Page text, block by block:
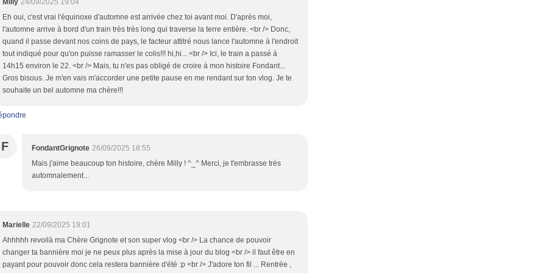
Eh oui, c'est vrai l'équinoxe d'automne est arrivée chez toi avant moi. D'après moi,
l'automne arrive à bord d'un train très très long qui traverse la terre entière. <br /> Donc,
quand il passe devant nos coins de pays, le facteur attitré nous lance l'automne à l'endroit
tout indiqué pour qu'on puisse ramasser le colis!!! hi,hi... <br /> Ici, le train a passé à
14h15 environ le 22. <br /> Mais, tu n'es pas obligé de croire à mon histoire Fondant...
Gros bisous. Je m'en vais m'accorder une petite pause en me rendant sur ton vlog. Je te
souhaite un bel automne ma chère!!!
F FondantGrignote 26/09/2025 18:55
Mais j'aime beaucoup ton histoire, chère Milly ! ^_^ Merci, je t'embrasse très
automnalement...
Marielle 22/09/2025 19:01
Ahhhhh revoilà ma Chère Grignote et son super vlog <br /> La chance de pouvoir
changer ta bannière moi je ne peux plus après la mise à jour du blog <br /> il faut être en
payant pour pouvoir donc cela restera bannière d'été :p <br /> J'adore ton fil ... Rentrée ,